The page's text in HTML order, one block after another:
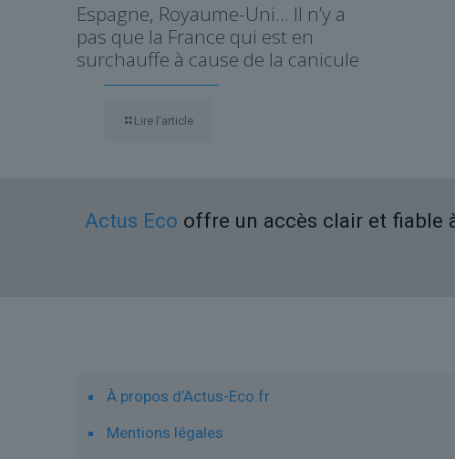
Espagne, Royaume-Uni… Il n’y a
pas que la France qui est en
surchauffe à cause de la canicule
Lire l’article
Actus Eco offre un accès clair et fiable
À propos d’Actus-Eco.fr
Mentions légales